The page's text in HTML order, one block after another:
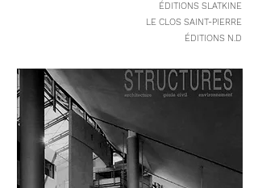
ÉDITIONS SLATKINE
LE CLOS SAINT-PIERRE
ÉDITIONS N.D